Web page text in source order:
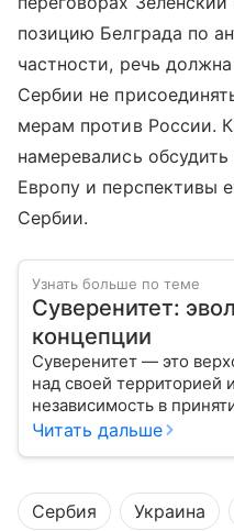
позицию Белграда по
частности, речь
Сербии не
мерам против России.
намеревались
Европу и перспективы
Сербии.
Узнать больше по теме
Суверенитет:
концепции
Суверенитет — это
над своей территорией
независимость в
внешней политики.
Читать дальше
Сербия Украина